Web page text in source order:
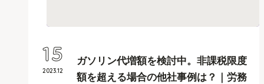
ガソリン代増額を検討中。非課税限度
額を超える場合の他社事例は？｜労務
2023.12
15